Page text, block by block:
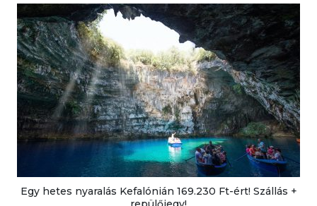
Egy hetes nyaralás Kefalónián 169.230 Ft-ért! Szállás +